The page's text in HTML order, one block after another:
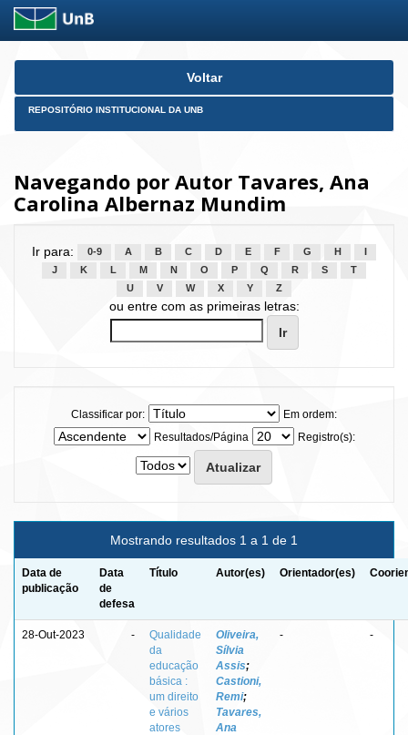
Skip
Voltar
REPOSITÓRIO INSTITUCIONAL DA UNB
Navegando por Autor Tavares, Ana
Carolina Albernaz Mundim
Ir para: 0-9 A B C D E F G H
J
K L M N O P Q R S
T
U
V W X Y Z
ou entre com as primeiras letras:
Classificar por:
Em ordem:
Resultados/Página
Registro(s):
Mostrando resultados 1 a 1 de 1
Data de
publicação
Data
de
defesa
Título Autor(es) Orientador(es)
28-Out-2023 -
Qualidade
da
educação
básica :
um direito
e vários
atores
Oliveira,
Sílvia
Assis;
Castioni,
Remi;
Tavares,
Ana
- -